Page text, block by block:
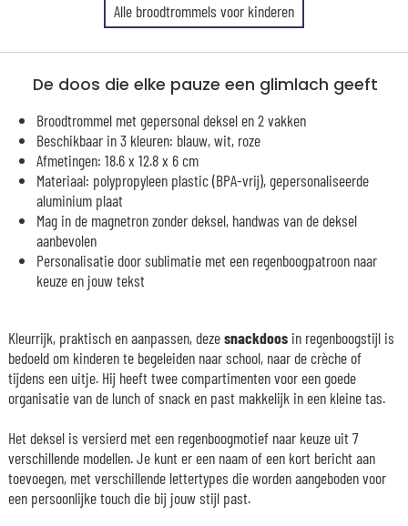
Alle broodtrommels voor kinderen
De doos die elke pauze een glimlach geeft
Broodtrommel met gepersonal deksel en 2 vakken
Beschikbaar in 3 kleuren: blauw, wit, roze
Afmetingen: 18.6 x 12.8 x 6 cm
Materiaal: polypropyleen plastic (BPA-vrij), gepersonaliseerde
aluminium plaat
Mag in de magnetron zonder deksel, handwas van de deksel
aanbevolen
Personalisatie door sublimatie met een regenboogpatroon naar
keuze en jouw tekst
Kleurrijk, praktisch en aanpassen, dezesnackdoosin regenboogstijl is
bedoeld om kinderen te begeleiden naar school, naar de crèche of
tijdens een uitje. Hij heeft twee compartimenten voor een goede
organisatie van de lunch of snack en past makkelijk in een kleine tas.
Het deksel is versierd met een regenboogmotief naar keuze uit 7
verschillende modellen. Je kunt er een naam of een kort bericht aan
toevoegen, met verschillende lettertypes die worden aangeboden voor
een persoonlijke touch die bij jouw stijl past.